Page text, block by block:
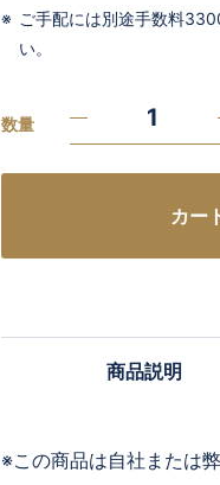
ご手配には別途手数料
い。
数量
カー
商品説明
※この商品は自社または